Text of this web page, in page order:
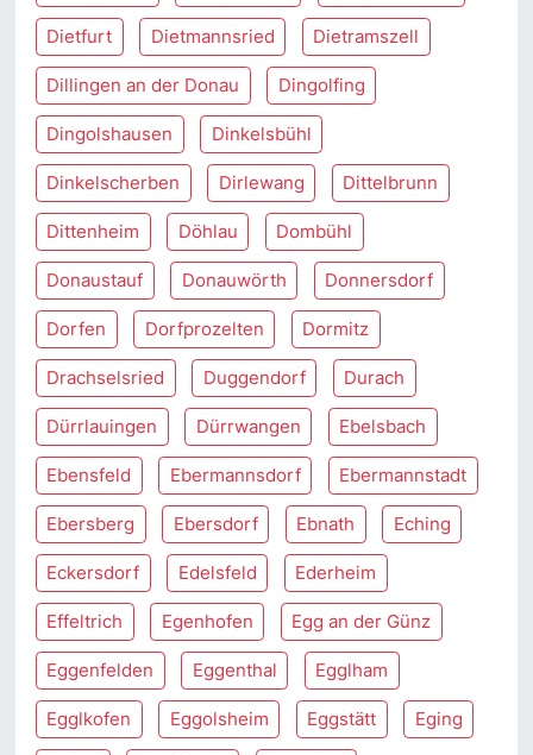
Dietfurt Dietmannsried Dietramszell
Dillingen an der Donau Dingolfing
Dingolshausen Dinkelsbühl
Dinkelscherben Dirlewang Dittelbrunn
Dittenheim Döhlau Dombühl
Donaustauf Donauwörth Donnersdorf
Dorfen Dorfprozelten Dormitz
Drachselsried Duggendorf Durach
Dürrlauingen Dürrwangen Ebelsbach
Ebensfeld Ebermannsdorf Ebermannstadt
Ebersberg Ebersdorf Ebnath Eching
Eckersdorf Edelsfeld Ederheim
Effeltrich Egenhofen Egg an der Günz
Eggenfelden Eggenthal Egglham
Egglkofen Eggolsheim Eggstätt Eging